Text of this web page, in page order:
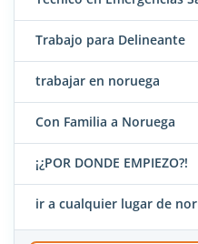
Trabajo para Delineante
trabajar en noruega
Con Familia a Noruega
¡¿POR DONDE EMPIEZO?!
ir a cualquier lugar de